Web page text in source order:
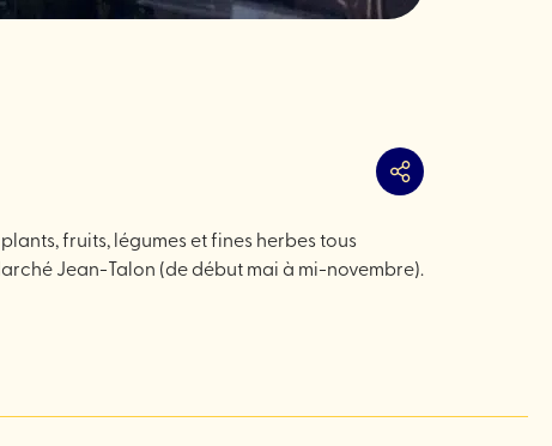
Partager
fruits, légumes et fines herbes tous
Jean-Talon (de début mai à mi-novembre).